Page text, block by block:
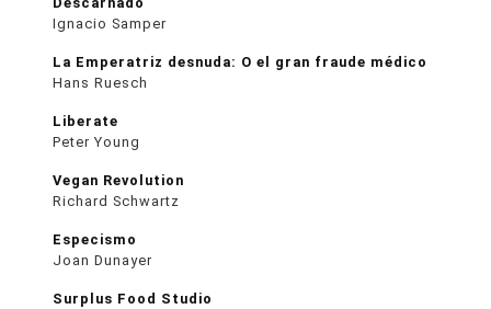
Ignacio Samper
La Emperatriz desnuda: O el gran fraude médico
Hans Ruesch
Liberate
Peter Young
Vegan Revolution
Richard Schwartz
Especismo
Joan Dunayer
Surplus Food Studio